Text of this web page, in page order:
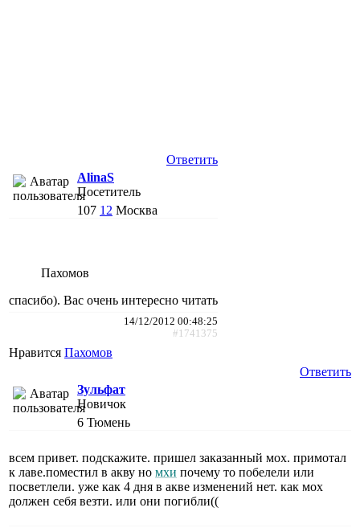
Ответить
AlinaS
Посетитель
107 12 Москва
Пахомов
спасибо). Вас очень интересно читать
14/12/2012 00:48:25
#1741375
Нравится Пахомов
Ответить
Зульфат
Новичок
6 Тюмень
всем привет. подскажите. пришел заказанный мох. примотал
к лаве.поместил в акву но мхи почему то побелели или
посветлели. уже как 4 дня в акве изменений нет. как мох
должен себя везти. или они погибли((